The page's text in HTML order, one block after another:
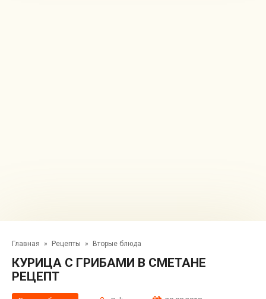
Главная » Рецепты » Вторые блюда
КУРИЦА С ГРИБАМИ В СМЕТАНЕ
РЕЦЕПТ